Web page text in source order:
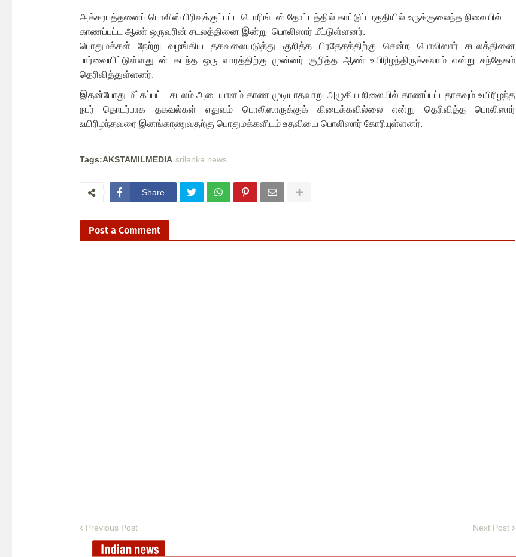
அக்கரபத்தனைப் பொலிஸ் பிரிவுக்குட்பட்ட டொரிங்டன் தோட்டத்தில் காட்டுப் பகுதியில் உருக்குலைந்த நிலையில்
காணப்பட்ட ஆண் ஒருவரின் சடலத்தினை இன்று பொலிஸார் மீட்டுள்ளனர்.
பொதுமக்கள் நேற்று வழங்கிய தகவலையடுத்து குறித்த பிரதேசத்திற்கு சென்ற பொலிஸார் சடலத்தினை
பார்வையிட்டுள்ளதுடன் கடந்த ஒரு வாரத்திற்கு முன்னர் குறித்த ஆண் உயிரிழந்திருக்கலாம் என்று சந்தேகம்
தெரிவித்துள்ளனர்.
இதன்போது மீட்கப்பட்ட சடலம் அடையாளம் காண முடியாதவாறு அழுகிய நிலையில் காணப்பட்டதாகவும் உயிரிழந்த
நபர் தொடர்பாக தகவல்கள் எதுவும் பொலிஸாருக்குக் கிடைக்கவில்லை என்று தெரிவித்த பொலிஸார்
உயிரிழந்தவரை இனங்காணுவதற்கு பொதுமக்களிடம் உதவியை பொலிஸார் கோரியுள்ளனர்.
Tags:AKSTAMILMEDIA srilanka news
Share
Post a Comment
Previous Post Next Post